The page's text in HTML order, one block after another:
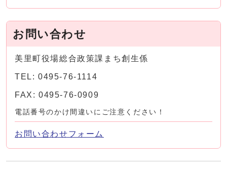
お問い合わせ
美里町役場総合政策課まち創生係
TEL: 0495-76-1114
FAX: 0495-76-0909
電話番号のかけ間違いにご注意ください！
お問い合わせフォーム